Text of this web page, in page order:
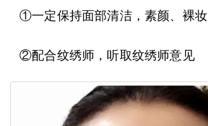
①一定保持面部清洁，素颜、裸妆
②配合纹绣师，听取纹绣师意见